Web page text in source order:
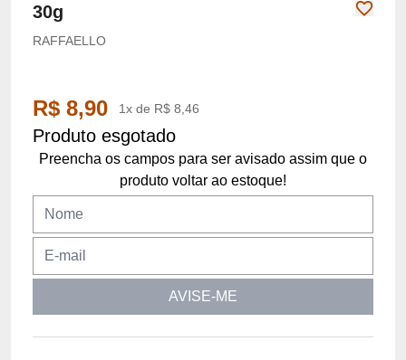
30g
RAFFAELLO
R$ 8,90 1x de R$ 8,46
Produto esgotado
Preencha os campos para ser avisado assim que o
produto voltar ao estoque!
AVISE-ME